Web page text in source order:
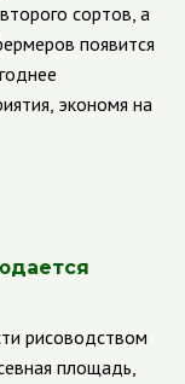
сортов, а
появится
экономя на
рисоводством
площадь,